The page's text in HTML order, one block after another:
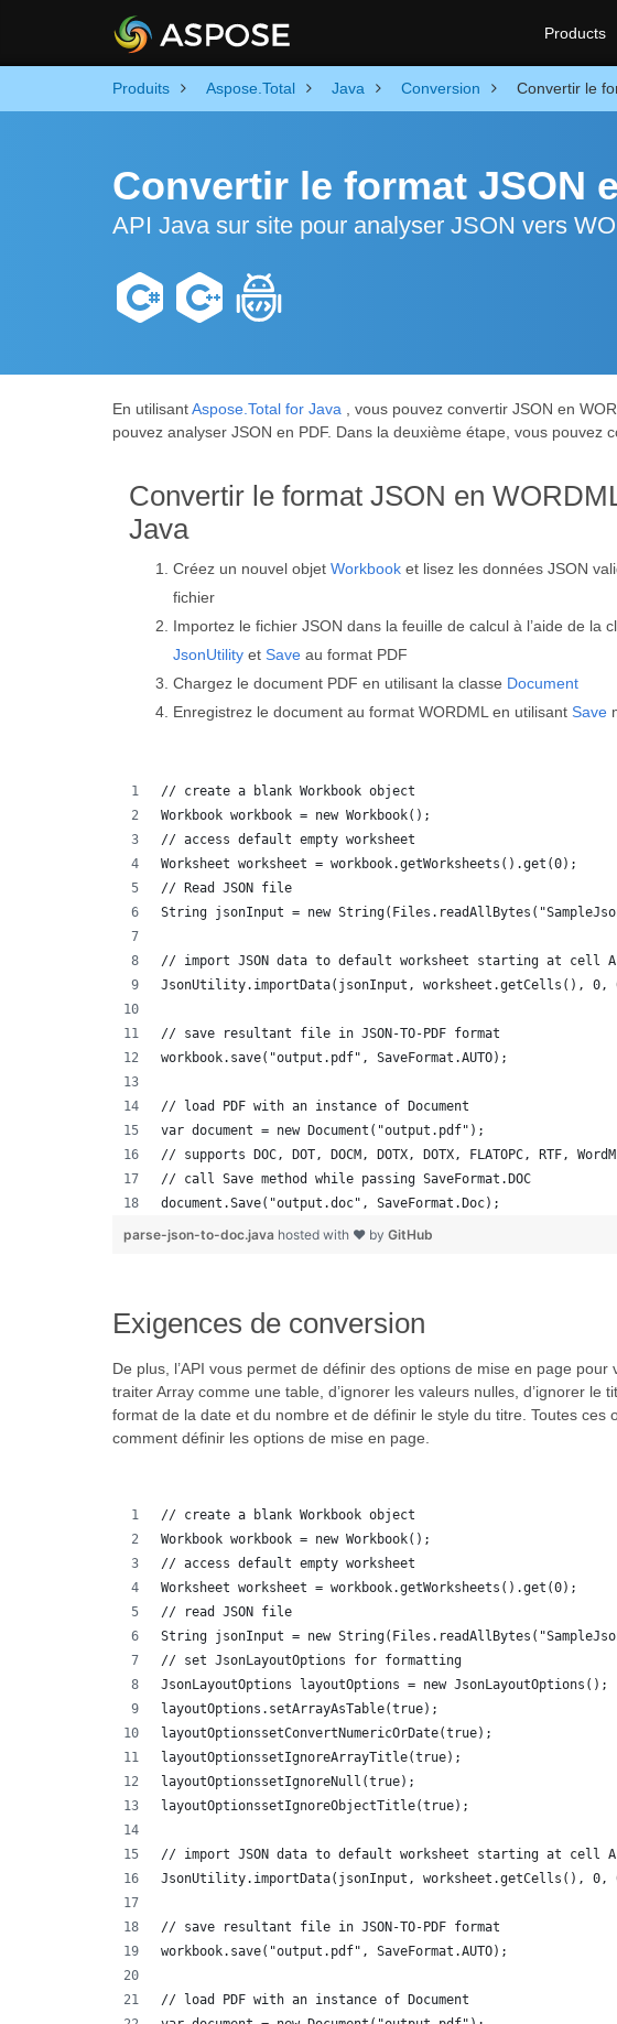
Products
Produits Aspose.Total Java Conversion Convertir le
Convertir le format JSON
API Java sur site pour analyser JSON vers
En utilisantAspose.Total for Java , vous pouvez convertir JSON en
pouvez analyser JSON en PDF. Dans la deuxième étape, vous pouvez
Convertir le format JSON en
Java
Créez un nouvel objet Workbook et lisez les données JSON
fichier
Importez le fichier JSON dans la feuille de calcul à l’aide de la
JsonUtility et Save au format PDF
Chargez le document PDF en utilisant la classe Document
Enregistrez le document au format WORDML en utilisant Save
// create a blank Workbook object
Workbook workbook = new Workbook();
// access default empty worksheet
Worksheet worksheet = workbook.getWorksheets().get(0);
// Read JSON file
String jsonInput = new
// import JSON data to default worksheet starting at cell
JsonUtility.importData(jsonInput, worksheet.getCells(), 0,
// save resultant file in JSON-TO-PDF format
workbook.save("output.pdf", SaveFormat.AUTO);
// load PDF with an instance of Document
var document = new Document("output.pdf");
// supports DOC, DOT, DOCM, DOTX, DOTX, FLATOPC, RTF,
// call Save method while passing SaveFormat.DOC
document.Save("output.doc", SaveFormat.Doc);
parse-json-to-doc.java hosted with ❤ by GitHub
Exigences de conversion
De plus, l’API vous permet de définir des options de mise en page pour
traiter Array comme une table, d’ignorer les valeurs nulles, d’ignorer
format de la date et du nombre et de définir le style du titre. Toutes
comment définir les options de mise en page.
// create a blank Workbook object
Workbook workbook = new Workbook();
// access default empty worksheet
Worksheet worksheet = workbook.getWorksheets().get(0);
// read JSON file
String jsonInput = new
// set JsonLayoutOptions for formatting
JsonLayoutOptions layoutOptions = new JsonLayoutOptions();
layoutOptions.setArrayAsTable(true);
layoutOptionssetConvertNumericOrDate(true);
layoutOptionssetIgnoreArrayTitle(true);
layoutOptionssetIgnoreNull(true);
layoutOptionssetIgnoreObjectTitle(true);
// import JSON data to default worksheet starting at cell
JsonUtility.importData(jsonInput, worksheet.getCells(), 0,
// save resultant file in JSON-TO-PDF format
workbook.save("output.pdf", SaveFormat.AUTO);
// load PDF with an instance of Document